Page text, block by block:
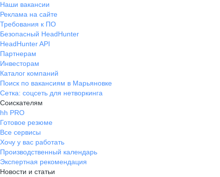
Наши вакансии
Реклама на сайте
Требования к ПО
Безопасный HeadHunter
HeadHunter API
Партнерам
Инвесторам
Каталог компаний
Поиск по вакансиям в Марьяновке
Сетка: соцсеть для нетворкинга
Соискателям
hh PRO
Готовое резюме
Все сервисы
Хочу у вас работать
Производственный календарь
Экспертная рекомендация
Новости и статьи